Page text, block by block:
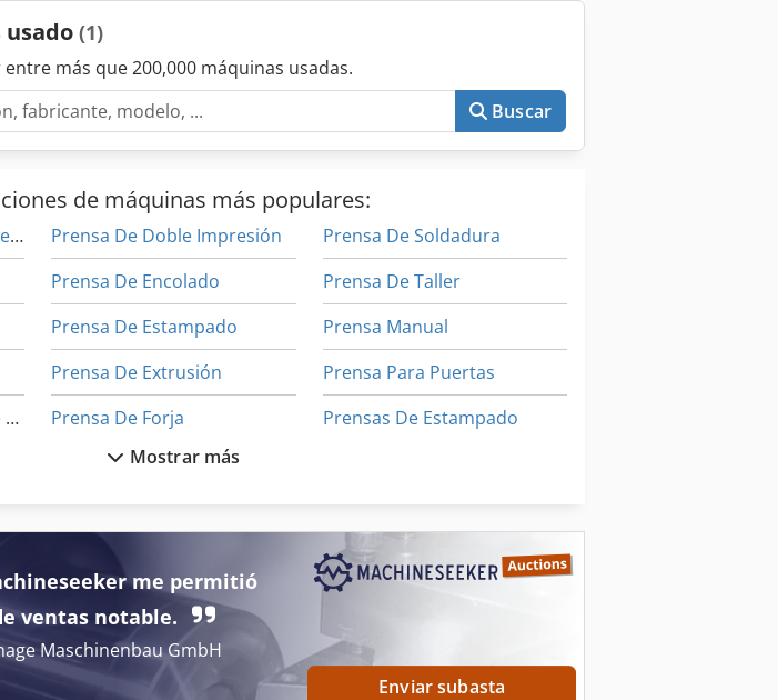
usado (1)
más que 200,000 máquinas usadas.
Buscar
de máquinas más populares:
Maquina Prensadora De Perfiles
Precintadora De Borde De Mano
Prensa De Doble Impresión
Prensa De Encolado
Prensa De Estampado
Prensa De Extrusión
Prensa De Forja
Prensa De La Bola
Prensa De Presión
Prensa De Soldadura
Prensa De Taller
Prensa Manual
Prensa Para Puertas
Prensas De Estampado
Mostrar más
me permitió
ventas notable.
Maschinenbau GmbH
Enviar subasta